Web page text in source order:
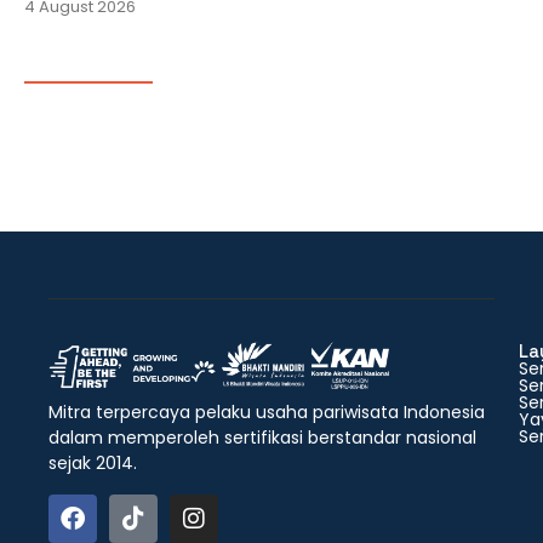
4 August 2026
Mitra terpercaya pelaku usaha pariwisata Indonesia
dalam memperoleh sertifikasi berstandar nasional
sejak 2014.